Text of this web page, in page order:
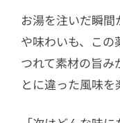
お湯を注いだ瞬間
や味わいも、この
つれて素材の旨
とに違った風味を